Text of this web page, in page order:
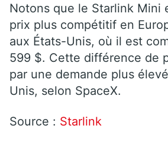
Notons que le Starlink Mini
prix plus compétitif en
aux États-Unis, où il est
599 $. Cette différence de
par une demande plus
Unis, selon SpaceX.
Source : Starlink